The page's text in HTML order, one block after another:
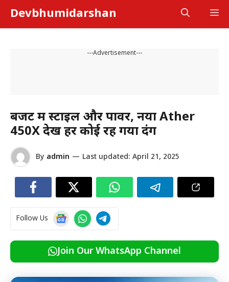
content
Devbhumidarshan
---Advertisement---
बजट में स्टाइल और पावर, नया Ather
450X देख हर कोई रह गया दंग
By admin — Last updated: April 21, 2025
Follow Us
Join Our WhatsApp Channel